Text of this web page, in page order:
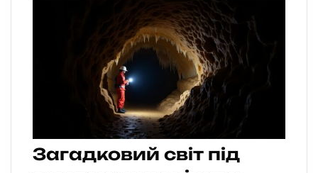
Загадковий світ під